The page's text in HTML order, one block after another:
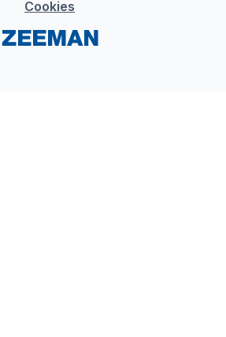
Cookies